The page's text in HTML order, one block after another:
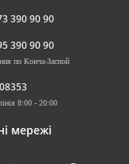
390 90 90
390 90 90
по Конча-Заспой
8:00 - 20:00
мережі